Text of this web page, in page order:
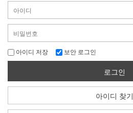
아이디 저장 보안 로그인
로그인
아이디 찾기